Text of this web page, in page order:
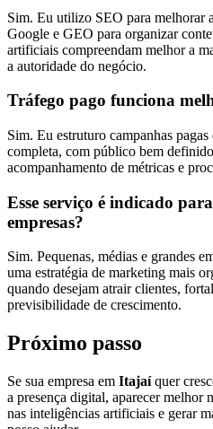
Sim. Eu utilizo SEO para melhorar
Google e GEO para organizar
artificiais compreendam melhor a
a autoridade do negócio.
Tráfego pago funciona
Sim. Eu estruturo campanhas
completa, com público bem
acompanhamento de métricas e
Esse serviço é indicado
empresas?
Sim. Pequenas, médias e grandes
uma estratégia de marketing mais
quando desejam atrair clientes,
previsibilidade de crescimento.
Próximo passo
Se sua empresa em Itajaíquer
a presença digital, aparecer melhor
nas inteligências artificiais e gerar